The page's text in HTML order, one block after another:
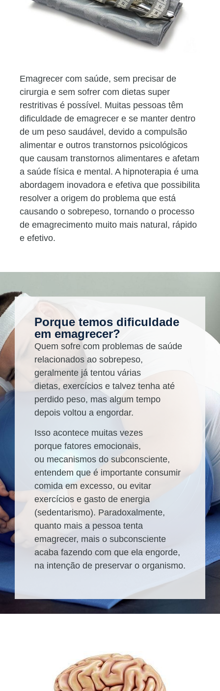
Emagrecer com saúde, sem precisar de
cirurgia e sem sofrer com dietas super
restritivas é possível. Muitas pessoas têm
dificuldade de emagrecer e se manter dentro
de um peso saudável, devido a compulsão
alimentar e outros transtornos psicológicos
que causam transtornos alimentares e afetam
a saúde física e mental. A hipnoterapia é uma
abordagem inovadora e efetiva que possibilita
resolver a origem do problema que está
causando o sobrepeso, tornando o processo
de emagrecimento muito mais natural, rápido
e efetivo.
Porque temos dificuldade
em emagrecer?
Quem sofre com problemas de saúde
relacionados ao sobrepeso,
geralmente já tentou várias
dietas, exercícios e talvez tenha até
perdido peso, mas algum tempo
depois voltou a engordar.
Isso acontece muitas vezes
porque fatores emocionais,
ou mecanismos do subconsciente,
entendem que é importante consumir
comida em excesso, ou evitar
exercícios e gasto de energia
(sedentarismo). Paradoxalmente,
quanto mais a pessoa tenta
emagrecer, mais o subconsciente
acaba fazendo com que ela engorde,
na intenção de preservar o organismo.